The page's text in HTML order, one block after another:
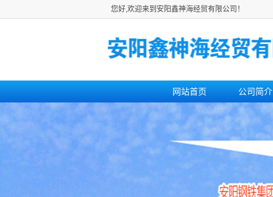
您好,欢迎来到安阳鑫神海经贸有限公司！
网站首页 公司简介